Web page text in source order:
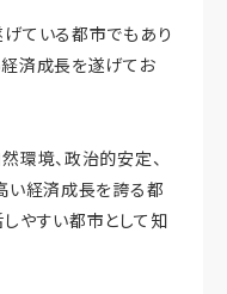
ている都市でもあり
経済成長を遂げてお
環境、政治的安定、
い経済成長を誇る都
やすい都市として知